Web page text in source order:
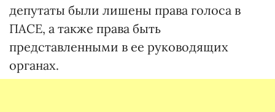
депутаты были лишены права голоса в
ПАСЕ, а также права быть
представленными в ее руководящих
органах.